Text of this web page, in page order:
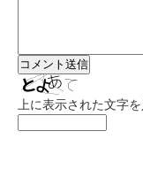
上に表示された文字